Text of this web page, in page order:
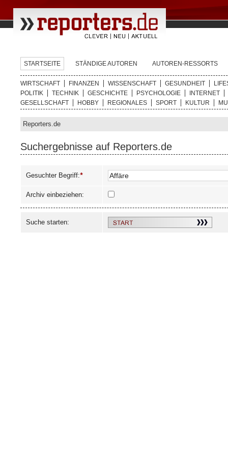
STARTSEITE STÄNDIGE AUTOREN AUTOREN-RESSORTS
WIRTSCHAFT FINANZEN WISSENSCHAFT GESUNDHEIT
POLITIK
TECHNIK GESCHICHTE PSYCHOLOGIE
INTERNET
GESELLSCHAFT
HOBBY REGIONALES SPORT KULTUR
Reporters.de
Suchergebnisse auf Reporters.de
Gesuchter Begriff:*
Archiv einbeziehen:
Suche starten: